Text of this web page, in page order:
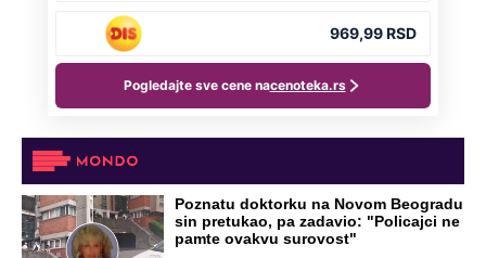
Poznatu doktorku na Novom Beogradu
sin pretukao, pa zadavio: "Policajci ne
pamte ovakvu surovost"